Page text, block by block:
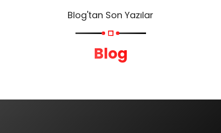
Blog'tan Son Yazılar
Blog